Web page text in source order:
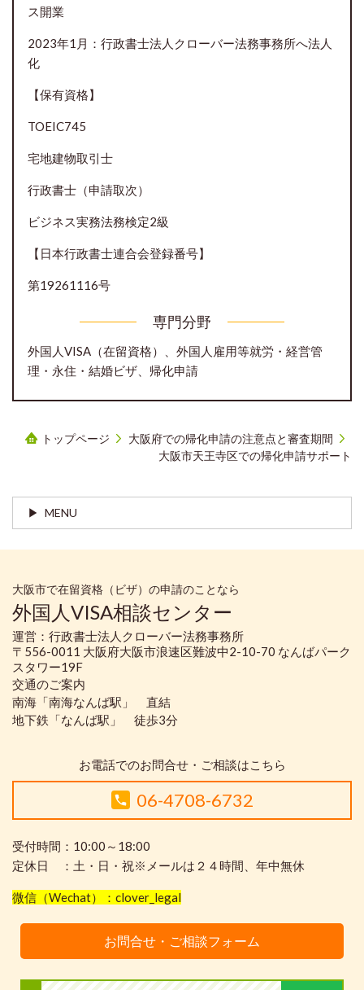
ス開業
2023年1月：行政書士法人クローバー法務事務所へ法人
化
【保有資格】
TOEIC745
宅地建物取引士
行政書士（申請取次）
ビジネス実務法務検定2級
【日本行政書士連合会登録番号】
第19261116号
専門分野
外国人VISA（在留資格）、外国人雇用等就労・経営管
理・永住・結婚ビザ、帰化申請
トップページ
大阪府での帰化申請の注意点と審査期間
大阪市天王寺区での帰化申請サポート
MENU
大阪市で在留資格（ビザ）の申請のことなら
外国人VISA相談センター
運営：行政書士法人クローバー法務事務所
〒556-0011 大阪府大阪市浪速区難波中2-10-70 なんばパーク
スタワー19F
交通のご案内
南海「南海なんば駅」 直結
地下鉄「なんば駅」 徒歩3分
お電話でのお問合せ・ご相談はこちら
06-4708-6732
受付時間：10:00～18:00
定休日 ：土・日・祝※メールは２４時間、年中無休
微信（Wechat）：clover_legal
お問合せ・ご相談フォーム